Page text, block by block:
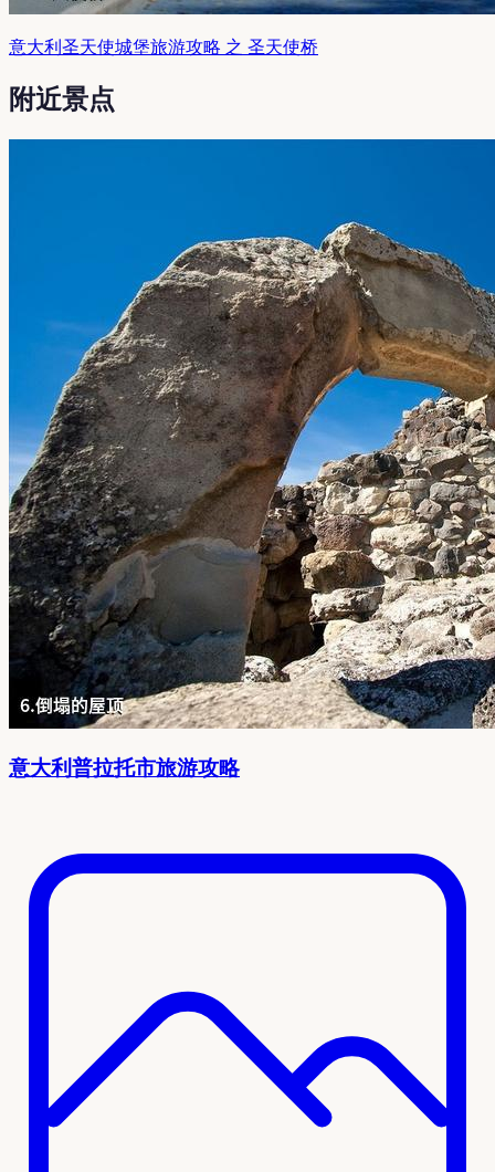
意大利圣天使城堡旅游攻略 之 圣天使桥
附近景点
意大利普拉托市旅游攻略